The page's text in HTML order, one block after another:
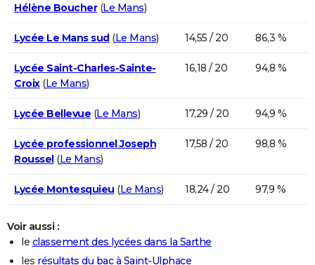
Hélène Boucher(Le Mans)
Lycée Le Mans sud(Le Mans) 14,55 / 20 86,3 %
Lycée Saint-Charles-Sainte-
Croix(Le Mans)
16,18 / 20 94,8 %
Lycée Bellevue (Le Mans) 17,29 / 20 94,9 %
Lycée professionnel Joseph
Roussel(Le Mans)
17,58 / 20 98,8 %
Lycée Montesquieu (Le Mans) 18,24 / 20 97,9 %
Voir aussi :
le classement des lycées dans la Sarthe
les résultats du bac à Saint-Ulphace